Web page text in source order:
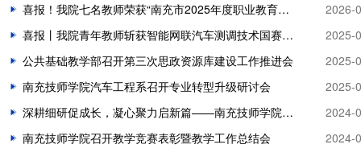
喜报！我院七名教师荣获“南充市2025年度职业教育工作成效明显个人”称号
2026-
喜报丨我院青年教师斩获智能网联汽车测调技术国赛银奖
2025-
公共基础教学部召开第三次思政资源库建设工作推进会
2025-
南充技师学院汽车工程系召开专业转型升级研讨会
2025-
深耕细研促成长，凝心聚力启新篇——南充技师学院开展公共课教师教研活动
2024-
南充技师学院召开教学竞赛表彰暨教学工作总结会
2024-